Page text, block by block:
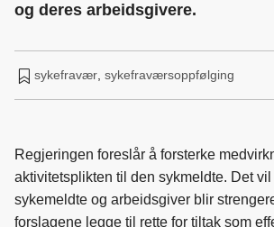
og deres arbeidsgivere.
sykefravær, sykefraværsoppfølging
Regjeringen foreslår å forsterke
aktivitetsplikten til den sykmeldte. Det vil
sykemeldte og arbeidsgiver blir
forslagene legge til rette for tiltak som